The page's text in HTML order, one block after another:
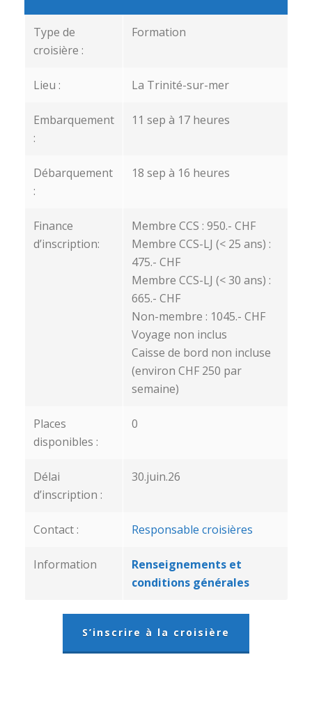
Type de
croisière :
Formation
Lieu : La Trinité-sur-mer
Embarquement
:
11 sep à 17 heures
Débarquement
:
18 sep à 16 heures
Finance
d’inscription:
Membre CCS : 950.- CHF
Membre CCS-LJ (< 25 ans) :
475.- CHF
Membre CCS-LJ (< 30 ans) :
665.- CHF
Non-membre : 1045.- CHF
Voyage non inclus
Caisse de bord non incluse
(environ CHF 250 par
semaine)
Places
disponibles :
0
Délai
d’inscription :
30.juin.26
Contact : Responsable croisières
Information
Renseignements et
conditions générales
S’inscrire à la croisière